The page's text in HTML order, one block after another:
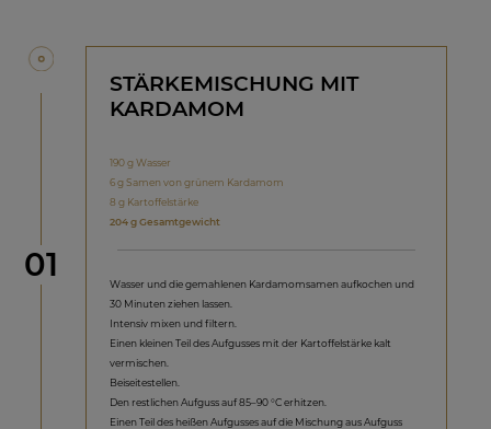
Schritt
01
STÄRKEMISCHUNG MIT
KARDAMOM
190 g Wasser
6 g Samen von grünem Kardamom
8 g Kartoffelstärke
204 g Gesamtgewicht
Wasser und die gemahlenen Kardamomsamen aufkochen und
30 Minuten ziehen lassen.
Intensiv mixen und filtern.
Einen kleinen Teil des Aufgusses mit der Kartoffelstärke kalt
vermischen.
Beiseitestellen.
Den restlichen Aufguss auf 85–90 °C erhitzen.
Einen Teil des heißen Aufgusses auf die Mischung aus Aufguss